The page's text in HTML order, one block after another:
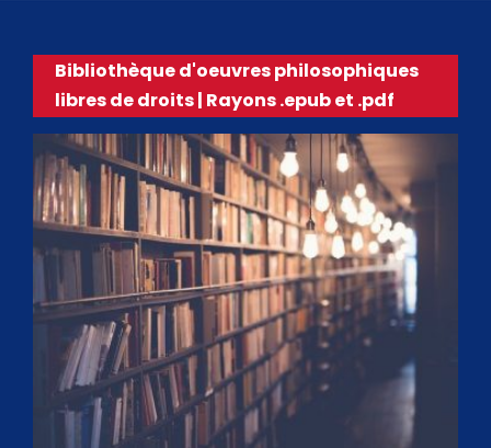
Bibliothèque d'oeuvres philosophiques
libres de droits | Rayons .epub et .pdf